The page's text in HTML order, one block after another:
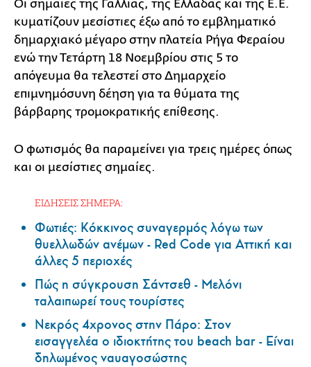
Οι σημαίες της Γαλλίας, της Ελλάδας και της Ε.Ε.
κυματίζουν μεσίστιες έξω από το εμβληματικό
δημαρχιακό μέγαρο στην πλατεία Ρήγα Φεραίου
ενώ την Τετάρτη 18 Νοεμβρίου στις 5 το
απόγευμα θα τελεστεί στο Δημαρχείο
επιμνημόσυνη δέηση για τα θύματα της
βάρβαρης τρομοκρατικής επίθεσης.
Ο φωτισμός θα παραμείνει για τρεις ημέρες όπως
και οι μεσίστιες σημαίες.
ΕΙΔΗΣΕΙΣ ΣΗΜΕΡΑ:
Φωτιές: Κόκκινος συναγερμός λόγω των
θυελλωδών ανέμων - Red Code για Αττική και
άλλες 5 περιοχές
Πώς η σύγκρουση Σάντσεθ - Μελόνι
ταλαιπωρεί τους τουρίστες
Νεκρός 4χρονος στην Πάρο: Στον
εισαγγελέα ο ιδιοκτήτης του beach bar - Είναι
δηλωμένος ναυαγοσώστης